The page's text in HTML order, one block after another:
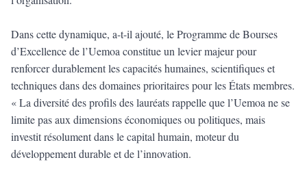
Dans cette dynamique, a-t-il ajouté, le Programme de Bourses
d’Excellence de l’Uemoa constitue un levier majeur pour
renforcer durablement les capacités humaines, scientifiques et
techniques dans des domaines prioritaires pour les États membres.
« La diversité des profils des lauréats rappelle que l’Uemoa ne se
limite pas aux dimensions économiques ou politiques, mais
investit résolument dans le capital humain, moteur du
développement durable et de l’innovation.